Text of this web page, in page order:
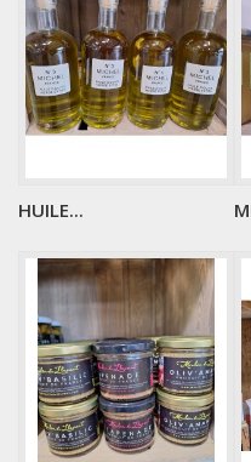
HUILE...